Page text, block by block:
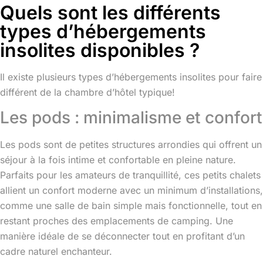
Quels sont les différents
types d’hébergements
insolites disponibles ?
Il existe plusieurs types d’hébergements insolites pour faire
différent de la chambre d’hôtel typique!
Les pods : minimalisme et confort
Les pods sont de petites structures arrondies qui offrent un
séjour à la fois intime et confortable en pleine nature.
Parfaits pour les amateurs de tranquillité, ces petits chalets
allient un confort moderne avec un minimum d’installations,
comme une salle de bain simple mais fonctionnelle, tout en
restant proches des emplacements de camping. Une
manière idéale de se déconnecter tout en profitant d’un
cadre naturel enchanteur.